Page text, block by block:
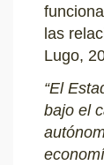
las
Lugo,
“El
bajo el